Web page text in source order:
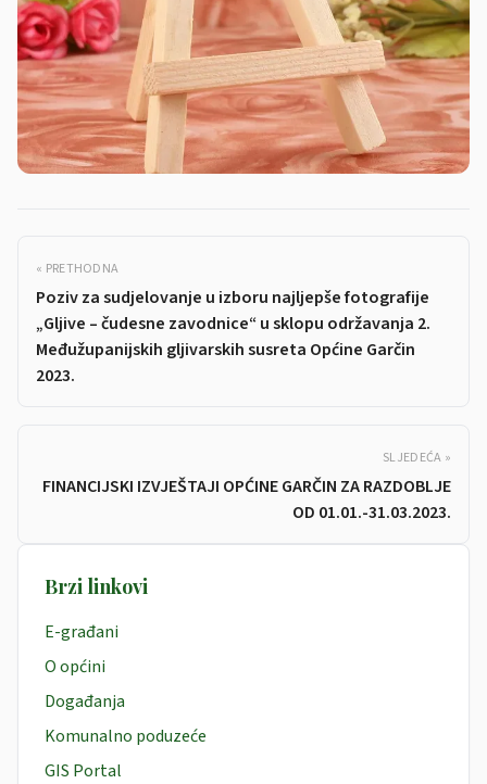
« PRETHODNA
Poziv za sudjelovanje u izboru najljepše fotografije
„Gljive – čudesne zavodnice“ u sklopu održavanja 2.
Međužupanijskih gljivarskih susreta Općine Garčin
2023.
SLJEDEĆA »
FINANCIJSKI IZVJEŠTAJI OPĆINE GARČIN ZA RAZDOBLJE
OD 01.01.-31.03.2023.
Brzi linkovi
E-građani
O općini
Događanja
Komunalno poduzeće
GIS Portal